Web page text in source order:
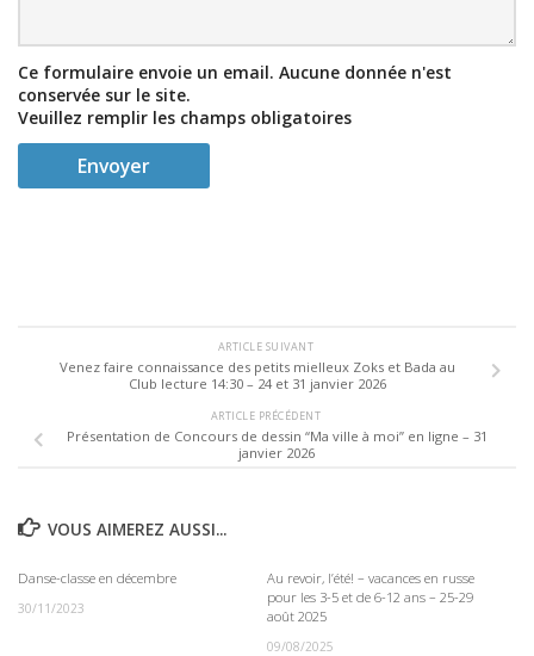
Ce formulaire envoie un email. Aucune donnée n'est
conservée sur le site.
Veuillez remplir les champs obligatoires
ARTICLE SUIVANT
Venez faire connaissance des petits mielleux Zoks et Bada au
Club lecture 14:30 – 24 et 31 janvier 2026
ARTICLE PRÉCÉDENT
Présentation de Concours de dessin “Ma ville à moi” en ligne – 31
janvier 2026
VOUS AIMEREZ AUSSI...
Danse-classe en décembre
30/11/2023
Au revoir, l’été! – vacances en russe
pour les 3-5 et de 6-12 ans – 25-29
août 2025
09/08/2025